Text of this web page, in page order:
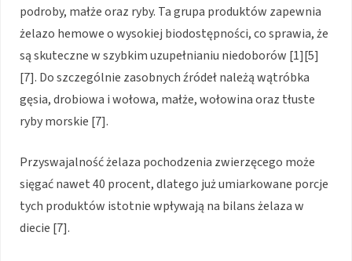
podroby, małże oraz ryby. Ta grupa produktów zapewnia
żelazo hemowe o wysokiej biodostępności, co sprawia, że
są skuteczne w szybkim uzupełnianiu niedoborów [1][5]
[7]. Do szczególnie zasobnych źródeł należą wątróbka
gęsia, drobiowa i wołowa, małże, wołowina oraz tłuste
ryby morskie [7].
Przyswajalność żelaza pochodzenia zwierzęcego może
sięgać nawet 40 procent, dlatego już umiarkowane porcje
tych produktów istotnie wpływają na bilans żelaza w
diecie [7].